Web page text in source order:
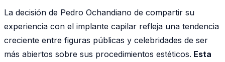
La decisión de Pedro Ochandiano de compartir su
experiencia con el implante capilar refleja una tendencia
creciente entre figuras públicas y celebridades de ser
más abiertos sobre sus procedimientos estéticos. Esta